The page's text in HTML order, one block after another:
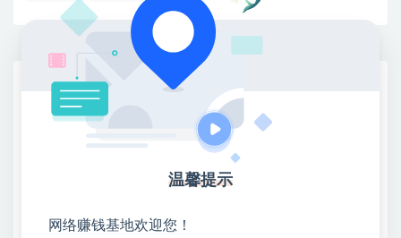
网赚基地简介
站长微信：无
❤本站：本站整合多方资源站，主要面向互联网创业
类&副业类，资源丰富 物超所值。
❤能助您：找项目 + 低成本创业 + 减少信息差 + 见识
❤本站为众多团队提供了重要价值，也为众多创业者
温馨提示
网络赚钱基地欢迎您！